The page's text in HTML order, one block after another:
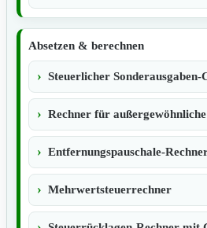
Absetzen & berechnen
Steuerlicher Sonderausgaben-
Rechner für
Entfernungspauschale-
Mehrwertsteuerrechner